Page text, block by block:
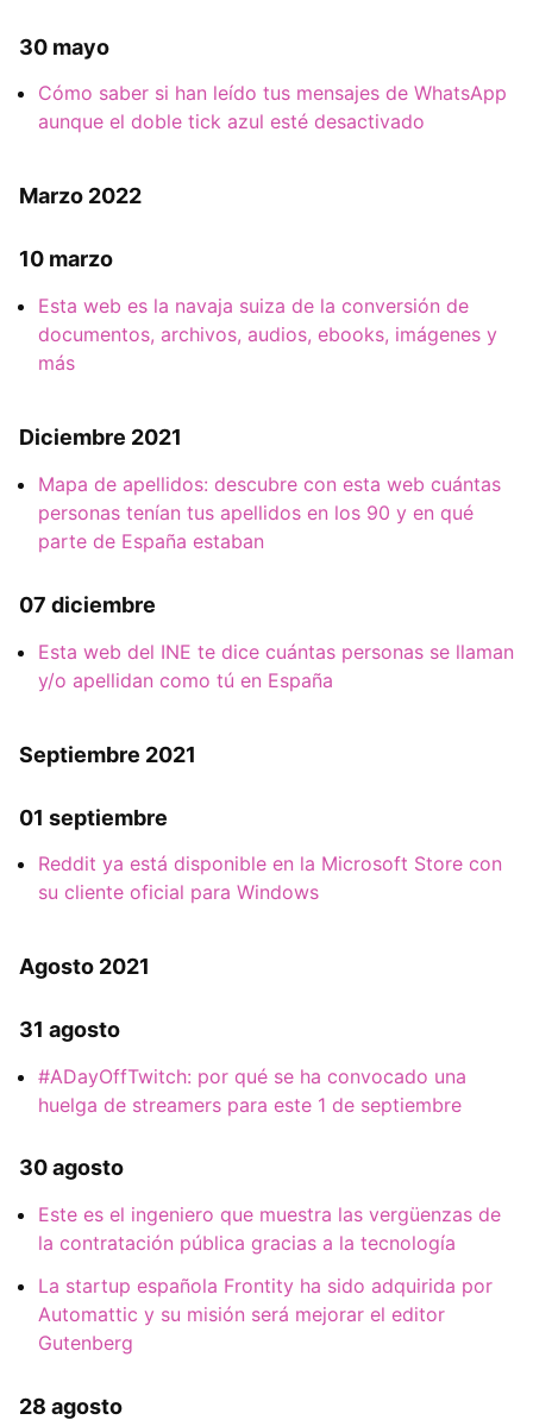
30 mayo
Cómo saber si han leído tus mensajes de WhatsApp
aunque el doble tick azul esté desactivado
Marzo 2022
10 marzo
Esta web es la navaja suiza de la conversión de
documentos, archivos, audios, ebooks, imágenes y
más
Diciembre 2021
Mapa de apellidos: descubre con esta web cuántas
personas tenían tus apellidos en los 90 y en qué
parte de España estaban
07 diciembre
Esta web del INE te dice cuántas personas se llaman
y/o apellidan como tú en España
Septiembre 2021
01 septiembre
Reddit ya está disponible en la Microsoft Store con
su cliente oficial para Windows
Agosto 2021
31 agosto
#ADayOffTwitch: por qué se ha convocado una
huelga de streamers para este 1 de septiembre
30 agosto
Este es el ingeniero que muestra las vergüenzas de
la contratación pública gracias a la tecnología
La startup española Frontity ha sido adquirida por
Automattic y su misión será mejorar el editor
Gutenberg
28 agosto